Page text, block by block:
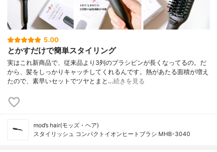
5.00
とかすだけで簡単スタイリング
実はこれ新商品で、従来品より3列のブラシピンが長くなってるの。だ
から、髪をしっかりキャッチしてくれるんです。熱があたる面積が増え
たので、素早いセットでツヤとまと…続きを見る
mod’s hair(モッズ・ヘア)
スタイリッシュ コンパクトイオンヒートブラシ MHB-3040